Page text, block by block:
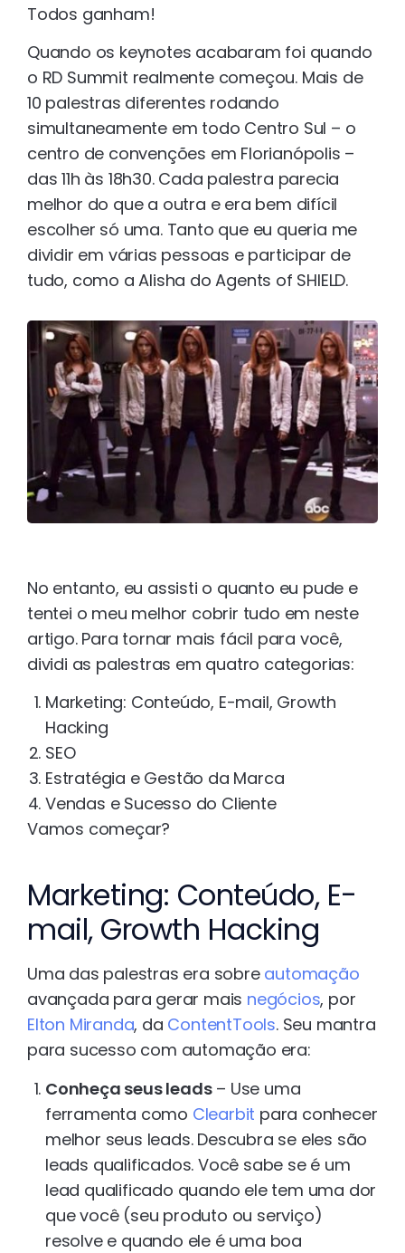
Todos ganham!
Quando os keynotes acabaram foi quando
o RD Summit realmente começou. Mais de
10 palestras diferentes rodando
simultaneamente em todo Centro Sul – o
centro de convenções em Florianópolis –
das 11h às 18h30. Cada palestra parecia
melhor do que a outra e era bem difícil
escolher só uma. Tanto que eu queria me
dividir em várias pessoas e participar de
tudo, como a Alisha do Agents of SHIELD.
No entanto, eu assisti o quanto eu pude e
tentei o meu melhor cobrir tudo em neste
artigo. Para tornar mais fácil para você,
dividi as palestras em quatro categorias:
Marketing: Conteúdo, E-mail, Growth
Hacking
SEO
Estratégia e Gestão da Marca
Vendas e Sucesso do Cliente
Vamos começar?
Marketing: Conteúdo, E-
mail, Growth Hacking
Uma das palestras era sobre automação
avançada para gerar mais negócios, por
Elton Miranda, da ContentTools. Seu mantra
para sucesso com automação era:
Conheça seus leads– Use uma
ferramenta como Clearbit para conhecer
melhor seus leads. Descubra se eles são
leads qualificados. Você sabe se é um
lead qualificado quando ele tem uma dor
que você (seu produto ou serviço)
resolve e quando ele é uma boa